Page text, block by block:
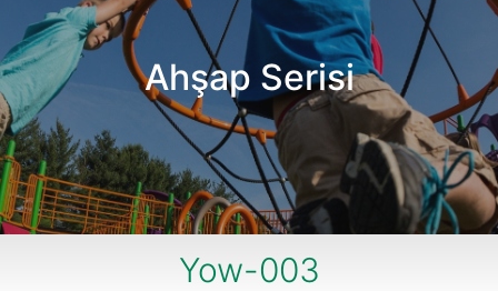
Ahşap Serisi
Yow-003